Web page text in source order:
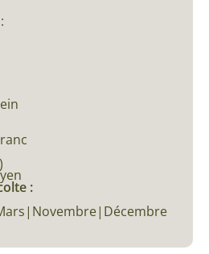
: